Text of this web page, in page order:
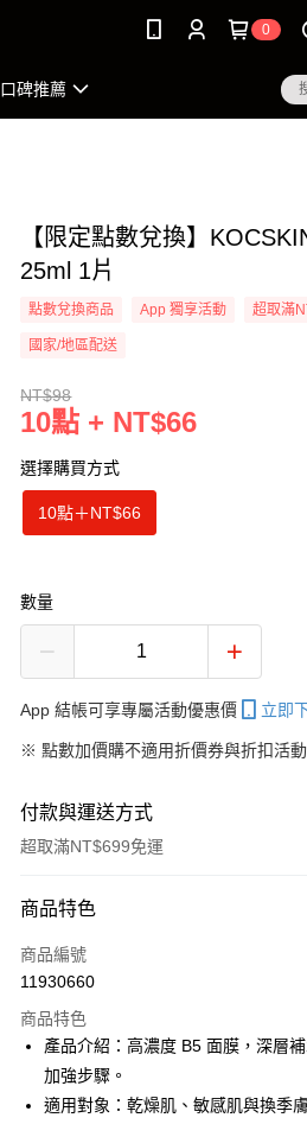
0
口碑推薦
【限定點數兌換】
25ml 1片
點數兌換商品 App 獨享活動 超取滿
國家/地區配送
NT$98
10點 + NT$66
選擇購買方式
10點＋NT$66
數量
App 結帳可享專屬活動優惠價 立即
※點數加價購不適用折價券與折扣活
付款與運送方式
超取滿NT$699免運
付款方式
信用卡一次付款
3 期 0 利率 每期 NT$32
合作金庫商業銀行
華南商業銀行
彰
超商取貨付款
商品特色
商品編號
11930660
商品特色
產品介紹：高濃度 B5 面膜，深層
加強步驟。
適用對象：乾燥肌、敏感肌與換季